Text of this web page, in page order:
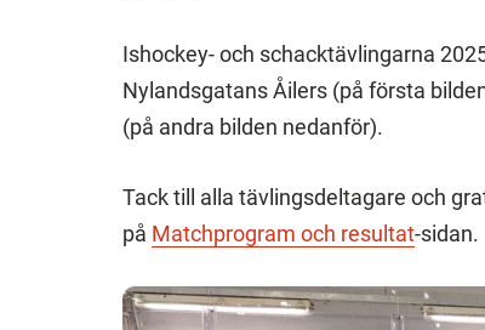
Ishockey- och schacktävlingarna
Nylandsgatans Åilers (på första
(på andra bilden nedanför).
Tack till alla tävlingsdeltagare och
på Matchprogram och resultat-sidan.